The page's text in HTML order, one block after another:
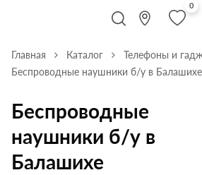
0
Главная Каталог
Телефоны и
Беспроводные наушники б/у в Балашихе
Беспроводные
наушники б/у в
Балашихе